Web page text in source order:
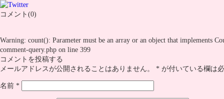
コメント(0)
Warning: count(): Parameter must be an array or an object that implements
comment-query.php on line 399
コメントを投稿する
メールアドレスが公開されることはありません。
* が付いている欄は
名前 *